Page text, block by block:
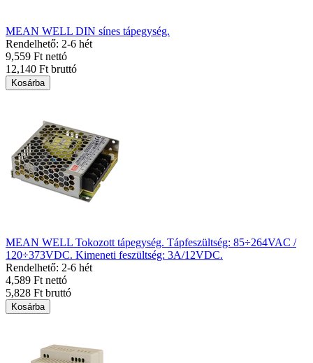
MEAN WELL DIN sínes tápegység.
Rendelhető: 2-6 hét
9,559 Ft nettó
12,140 Ft bruttó
Kosárba
MEAN WELL Tokozott tápegység. Tápfeszültség: 85÷264VAC /
120÷373VDC. Kimeneti feszültség: 3A/12VDC.
Rendelhető: 2-6 hét
4,589 Ft nettó
5,828 Ft bruttó
Kosárba